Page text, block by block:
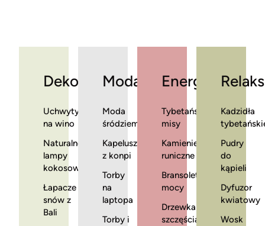
Dekoracje
Uchwyty
na wino
Naturalne
lampy
kokosowe
Łapacze
snów z
Bali
Moda
Moda
śródziemnomorska
Kapelusze
z konpi
Torby
na
laptopa
Torby i
Energia
Tybetańskie
misy
Kamienie
runiczne
Bransoletki
mocy
Drzewka
szczęścia
Relaks
Kadzidła
Pudry
do
kąpieli
Dyfuzor
kwiatowy
Wosk